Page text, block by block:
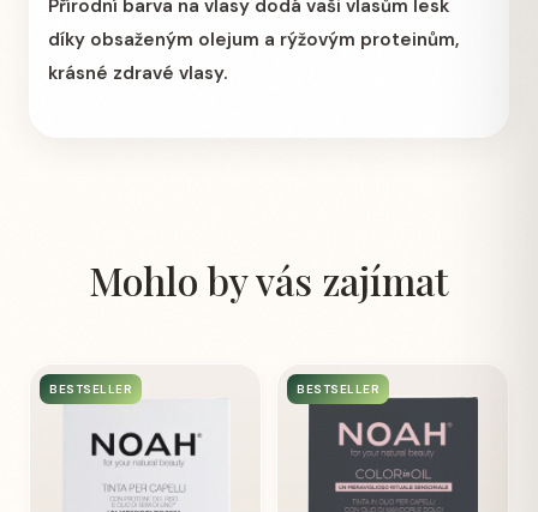
Přírodní barva na vlasy dodá vaši vlasům lesk
díky obsaženým olejum a rýžovým proteinům,
krásné zdravé vlasy.
Mohlo by vás zajímat
BESTSELLER BESTSELLER